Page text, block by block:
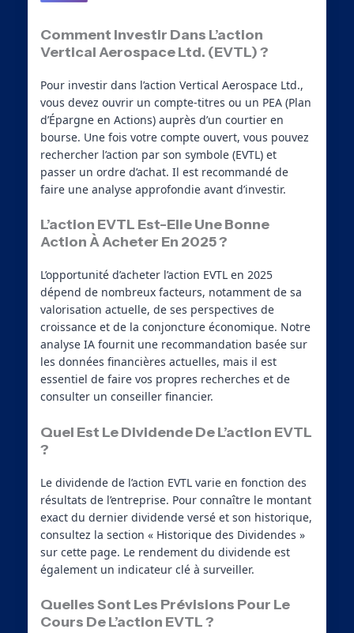
Comment Investir Dans L’action
Vertical Aerospace Ltd. (EVTL) ?
Pour investir dans l’action Vertical Aerospace Ltd.,
vous devez ouvrir un compte-titres ou un PEA (Plan
d’Épargne en Actions) auprès d’un courtier en
bourse. Une fois votre compte ouvert, vous pouvez
rechercher l’action par son symbole (EVTL) et
passer un ordre d’achat. Il est recommandé de
faire une analyse approfondie avant d’investir.
L’action EVTL Est-Elle Une Bonne
Action À Acheter En 2025 ?
L’opportunité d’acheter l’action EVTL en 2025
dépend de nombreux facteurs, notamment de sa
valorisation actuelle, de ses perspectives de
croissance et de la conjoncture économique. Notre
analyse IA fournit une recommandation basée sur
les données financières actuelles, mais il est
essentiel de faire vos propres recherches et de
consulter un conseiller financier.
Quel Est Le Dividende De L’action EVTL
?
Le dividende de l’action EVTL varie en fonction des
résultats de l’entreprise. Pour connaître le montant
exact du dernier dividende versé et son historique,
consultez la section « Historique des Dividendes »
sur cette page. Le rendement du dividende est
également un indicateur clé à surveiller.
Quelles Sont Les Prévisions Pour Le
Cours De L’action EVTL ?